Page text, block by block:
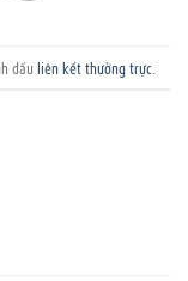
dấu liên kết thường trực